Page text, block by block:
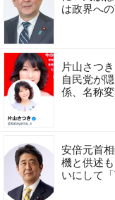
は政界へ
片山さつ
自民党が
係、名称
安倍元首
機と供述
いにして